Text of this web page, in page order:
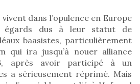
dans l’opulence en Europe
égards dus à leur statut de
baasistes, particulièrement
qui ira jusqu’à nouer alliance
après avoir participé à un
a sérieusement réprimé. Mais